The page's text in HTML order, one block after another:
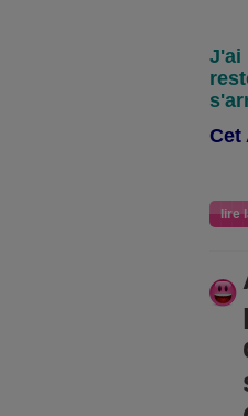
J'ai
Cet
lire